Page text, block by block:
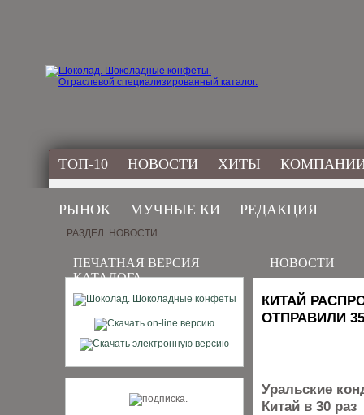
ТОП-10 НОВОСТИ ХИТЫ
РЫНОК МУЧНЫЕ КИ РЕДАКЦИЯ
ПЕЧАТНАЯ ВЕРСИЯ
КАТАЛОГА
РАЗДЕЛ: НОВОСТИ
НОВОСТИ
КИТАЙ
ОТПРАВИЛИ
Уральские
Китай в 30 раз